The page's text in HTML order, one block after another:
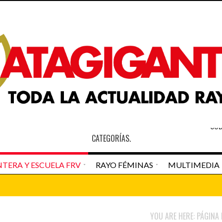
CATEGORÍAS.
Y ESCUELA FRV RAYO FÉMINAS MULTIMEDIA
RAYO VALLECANO
YOU ARE HERE: PÁGINA